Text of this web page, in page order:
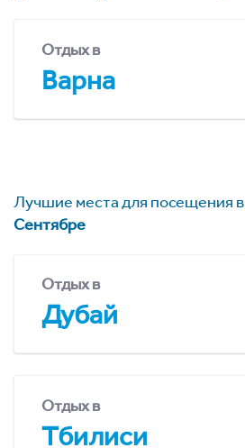
Отдых в
Варна
Лучшие места для посещения в
Сентябре
Отдых в
Дубай
Отдых в
Тбилиси